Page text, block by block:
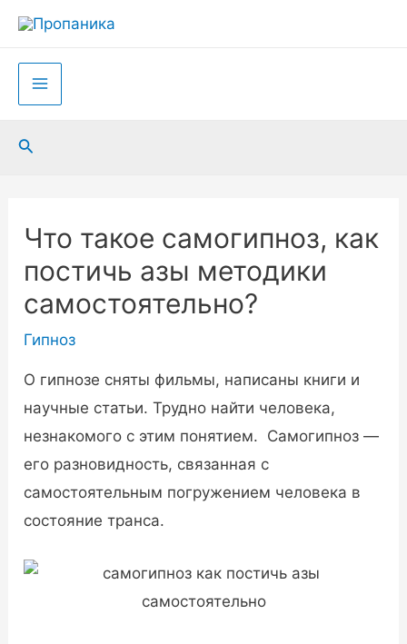
Перейти
содержимому
Main
Menu
Поиск
Что такое самогипноз, как
постичь азы методики
самостоятельно?
Гипноз
О гипнозе сняты фильмы, написаны книги и
научные статьи. Трудно найти человека,
незнакомого с этим понятием. Самогипноз —
его разновидность, связанная с
самостоятельным погружением человека в
состояние транса.